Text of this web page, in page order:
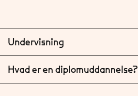
Undervisning
Hvad er en diplomuddannelse?